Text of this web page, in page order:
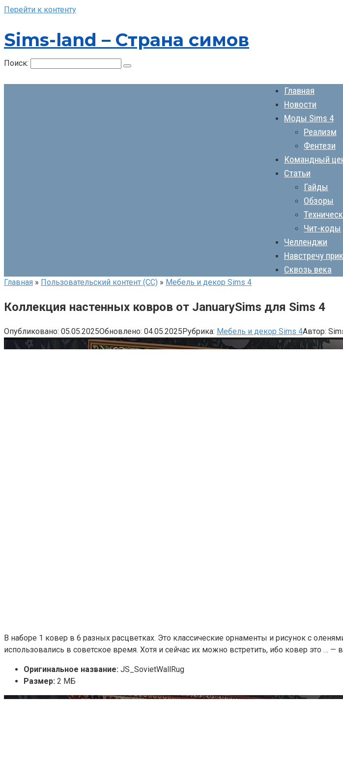
Перейти к контенту
Sims-land – Страна симов
Поиск:
Главная
Новости
Моды Sims 4
Реализм
Фентези
Командный
Статьи
Гайды
Обзоры
Чит-коды
Челленджи
Навстречу
Сквозь века
Главная » Пользовательский контент (СС) » Мебель и декор Sims 4
Коллекция настенных ковров от JanuarySims для Sims 4
Опубликовано: 05.05.2025Обновлено: 04.05.2025Рубрика: Мебель и декор Sims 4Автор:
В наборе 1 ковер в 6 разных расцветках. Это классические орнаменты и рисунок с
использовались в советское время. Хотя и сейчас их можно встретить, ибо ковер это … —
Оригинальное название: JS_SovietWallRug
Размер: 2 МБ